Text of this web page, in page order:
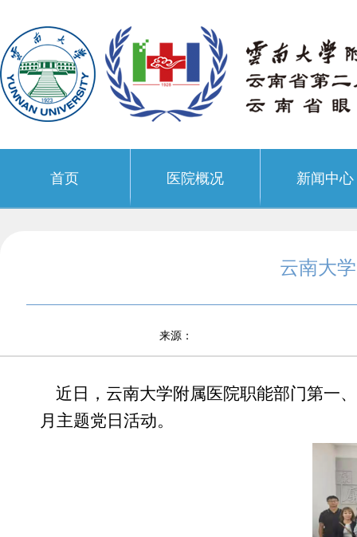
首页 医院概况 新闻中心
云南大
来源：
近日，云南大学附属医院职能部门第一
月主题党日活动。